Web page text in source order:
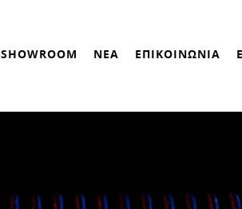
SHOWROOM ΝΕΑ ΕΠΙΚΟΙΝΩΝΙΑ